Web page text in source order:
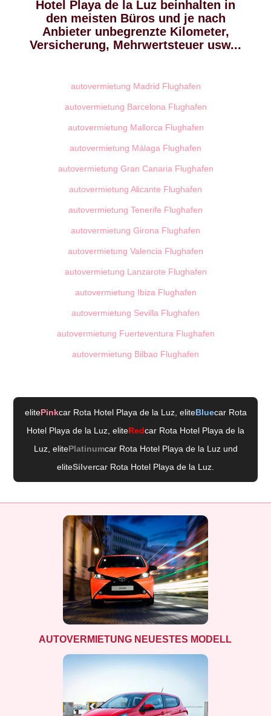
Hotel Playa de la Luz beinhalten in
den meisten Büros und je nach
Anbieter unbegrenzte Kilometer,
Versicherung, Mehrwertsteuer usw...
autovermietung Madrid Flughafen
autovermietung Barcelona Flughafen
autovermietung Mallorca Flughafen
autovermietung Málaga Flughafen
autovermietung Gran Canaria Flughafen
autovermietung Alicante Flughafen
autovermietung Tenerife Flughafen
autovermietung Girona Flughafen
autovermietung Valencia Flughafen
autovermietung Lanzarote Flughafen
autovermietung Ibiza Flughafen
autovermietung Sevilla Flughafen
autovermietung Fuerteventura Flughafen
autovermietung Bilbao Flughafen
elitePinkcar Rota Hotel Playa de la Luz, eliteBluecar Rota
Hotel Playa de la Luz , eliteRedcar Rota Hotel Playa de la
Luz, elitePlatinumcar Rota Hotel Playa de la Luzund
eliteSilvercar Rota Hotel Playa de la Luz
AUTOVERMIETUNG NEUESTES MODELL